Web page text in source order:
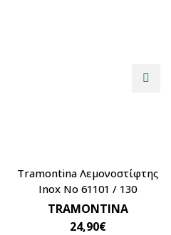
Tramontina Λεμονοστίφτης
Inox No 61101 / 130
TRAMONTINA
24,90€